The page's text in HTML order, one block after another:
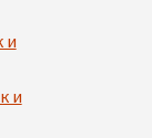
и
и